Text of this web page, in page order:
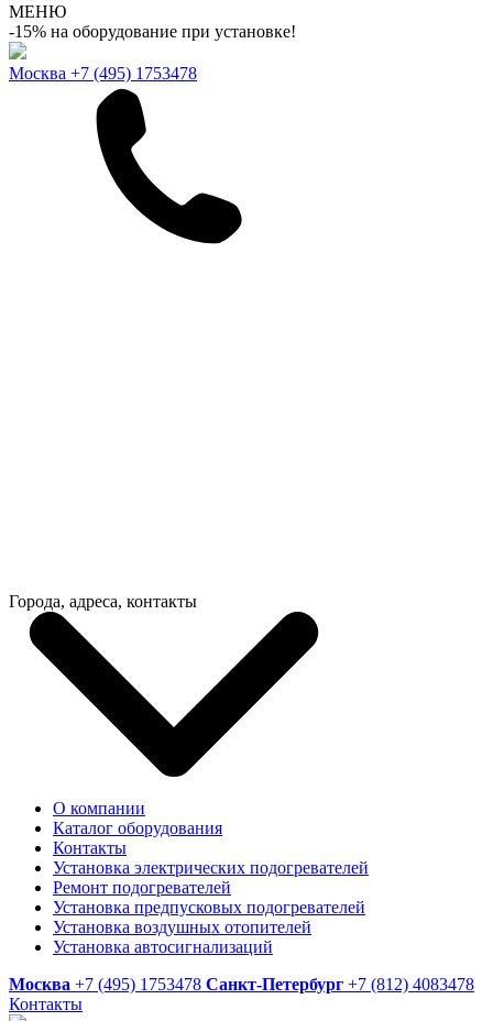
МЕНЮ
-15% на оборудование при установке!
Москва +7 (495) 1753478
Города, адреса, контакты
О компании
Каталог оборудования
Контакты
Установка электрических подогревателей
Ремонт подогревателей
Установка предпусковых подогревателей
Установка воздушных отопителей
Установка автосигнализаций
Москва +7 (495) 1753478 Санкт-Петербург +7 (812) 4083478
Контакты